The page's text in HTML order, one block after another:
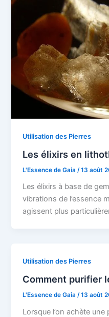
Utilisation des Pierres
Les élixirs en
L'Essence de Gaia /13 août
Les élixirs à base de
vibrations de l’essence
agissent plus
Utilisation des Pierres
Comment purifier
L'Essence de Gaia/13 août
Lorsque l’on achète une